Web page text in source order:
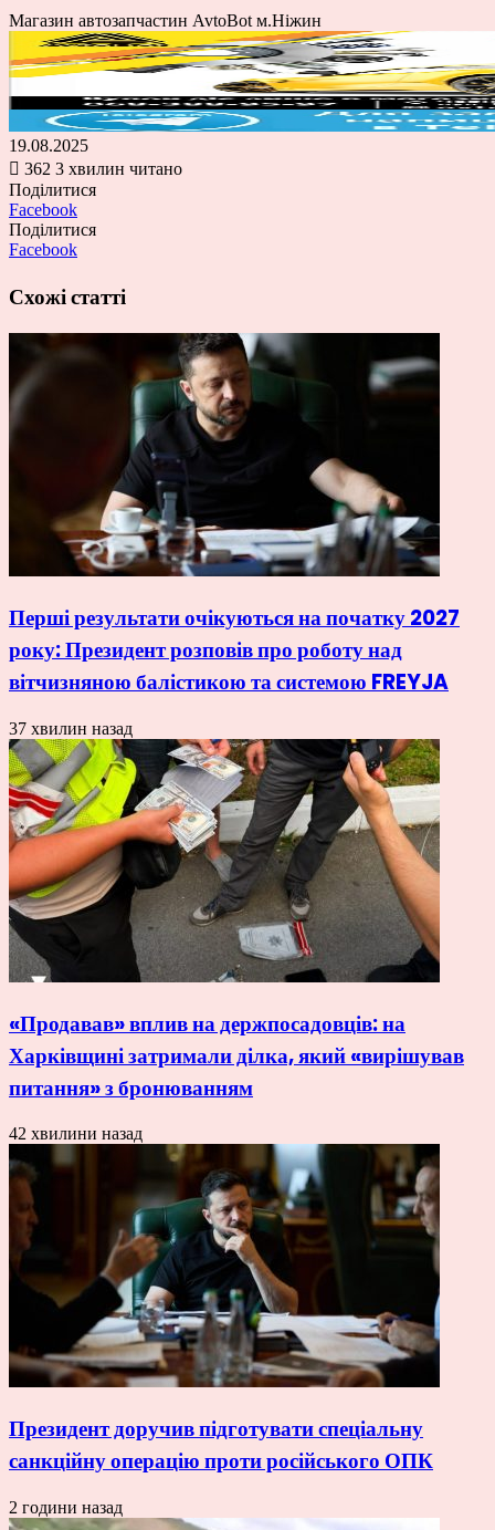
Магазин автозапчастин AvtoBot м.Ніжин
19.08.2025
362 3 хвилин читано
Поділитися
Facebook
Поділитися
Facebook
Схожі статті
Перші результати очікуються на початку 2027
року: Президент розповів про роботу над
вітчизняною балістикою та системою FREYJA
37 хвилин назад
«Продавав» вплив на держпосадовців: на
Харківщині затримали ділка, який «вирішував
питання» з бронюванням
42 хвилини назад
Президент доручив підготувати спеціальну
санкційну операцію проти російського ОПК
2 години назад